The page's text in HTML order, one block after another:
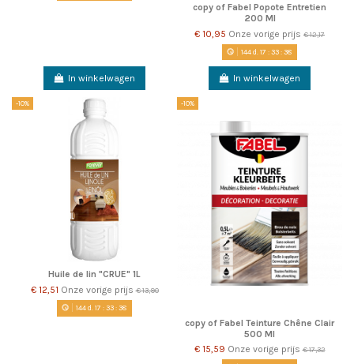
In winkelwagen
copy of Fabel Popote Entretien
200 Ml
€ 10,95 Onze vorige prijs € 12,17
144d. 17 :33:38
In winkelwagen
-10%
Huile de lin "CRUE" 1L
€ 12,51 Onze vorige prijs€ 13,90
144d.17 :33:38
-10%
copy of Fabel Teinture Chêne Clair
500 Ml
€ 15,59 Onze vorige prijs€ 17,32